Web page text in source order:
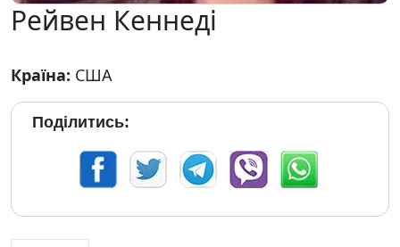
Рейвен Кеннеді
Країна: США
Поділитись: